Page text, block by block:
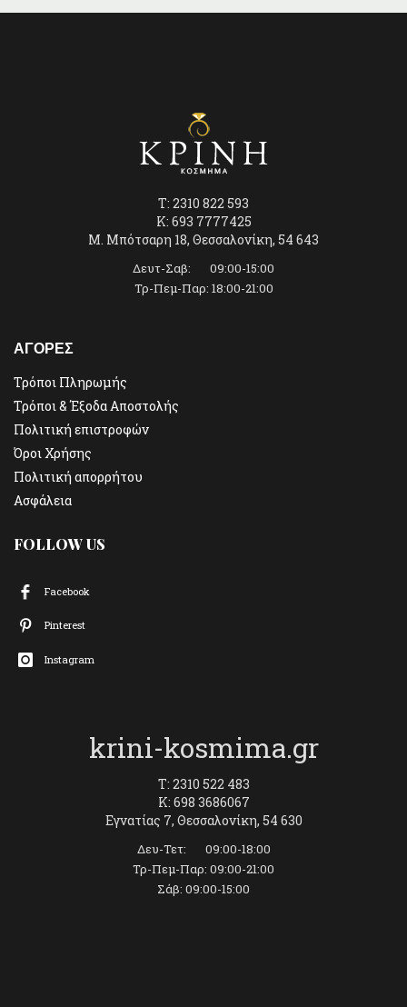
T: 2310 822 593
K: 693 7777425
Μ. Μπότσαρη 18, Θεσσαλονίκη, 54 643
Δευτ-Σαβ: 09:00-15:00
Τρ-Πεμ-Παρ: 18:00-21:00
ΑΓΟΡΕΣ
Τρόποι Πληρωμής
Τρόποι & Έξοδα Αποστολής
Πολιτική επιστροφών
Όροι Χρήσης
Πολιτική απορρήτου
Ασφάλεια
FOLLOW US
Facebook
Pinterest
Instagram
krini-kosmima.gr
T: 2310 522 483
K: 698 3686067
Εγνατίας 7, Θεσσαλονίκη, 54 630
Δευ-Τετ: 09:00-18:00
Τρ-Πεμ-Παρ: 09:00-21:00
Σάβ: 09:00-15:00